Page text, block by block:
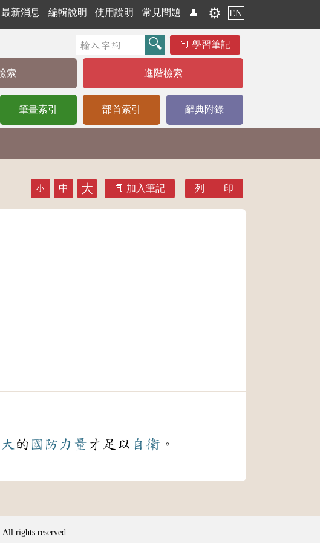
最新消息 編輯說明 使用說明 常見問題 👤 ⚙️ EN
學習筆記
索 進階檢索
筆畫索引 部首索引 辭典附錄
小 中 大 加入筆記 列 印
的 國防 力量 才足以 自衛 。
rights reserved.